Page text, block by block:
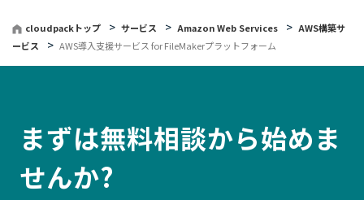
cloudpackトップ サービス Amazon Web Services
AWS構築サ
ービス
AWS導入支援サービス for FileMakerプラットフォーム
まずは無料相談から始めま
せんか?